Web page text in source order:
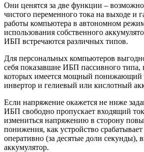
Они ценятся за две функции –
чистого переменного тока на выходе и
работы компьютера в автономном
использования собственного
ИБП встречаются различных типов.
Для персональных компьютеров
себя показавшие ИБП пассивного типа,
которых имеется мощный понижающий
инвертор и гелиевый или кислотный
Если напряжение окажется не ниже
ИБП свободно пропускает входящий
измениться напряжению в сторону
понижения, как устройство срабатывает
оперативно (за десятые доли секунды),
аккумулятор.